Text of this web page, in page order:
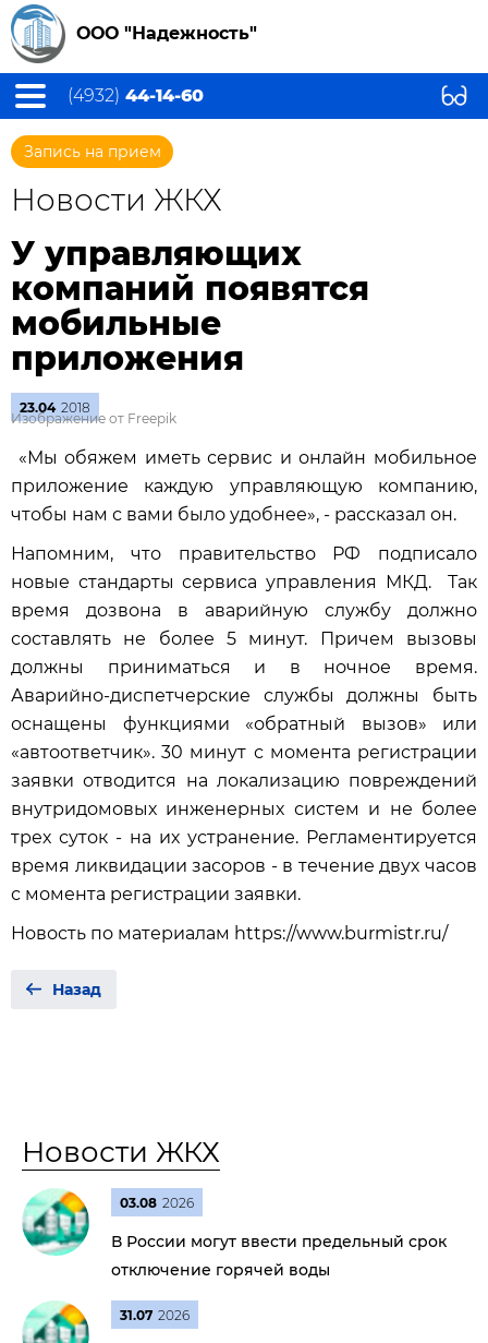
ООО "Надежность"
(4932) 44-14-60
Запись на прием
Новости ЖКХ
У управляющих
компаний появятся
мобильные
приложения
23.04 2018
Изображение от Freepik
«Мы обяжем иметь сервис и онлайн мобильное
приложение каждую управляющую компанию,
чтобы нам с вами было удобнее», - рассказал он.
Напомним, что правительство РФ подписало
новые стандарты сервиса управления МКД. Так
время дозвона в аварийную службу должно
составлять не более 5 минут. Причем вызовы
должны приниматься и в ночное время.
Аварийно-диспетчерские службы должны быть
оснащены функциями «обратный вызов» или
«автоответчик». 30 минут с момента регистрации
заявки отводится на локализацию повреждений
внутридомовых инженерных систем и не более
трех суток - на их устранение. Регламентируется
время ликвидации засоров - в течение двух часов
с момента регистрации заявки.
Новость по материалам https://www.burmistr.ru/
Назад
Новости ЖКХ
03.08 2026
В России могут ввести предельный срок
отключение горячей воды
31.07 2026